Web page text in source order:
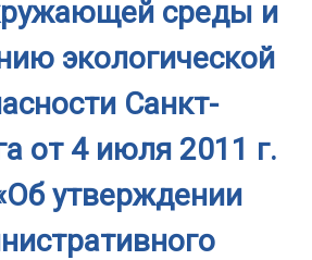
среды и
экологической
Санкт-
от 4 июля 2011 г.
утверждении